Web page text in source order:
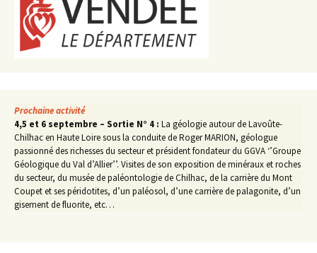
Prochaine activité
4,5 et 6 septembre – Sortie N° 4 : La géologie autour de Lavoûte-
Chilhac en Haute Loire sous la conduite de Roger MARION, géologue
passionné des richesses du secteur et président fondateur du GGVA ‘’Groupe
Géologique du Val d’Allier’’. Visites de son exposition de minéraux et roches
du secteur, du musée de paléontologie de Chilhac, de la carrière du Mont
Coupet et ses péridotites, d’un paléosol, d’une carrière de palagonite, d’un
gisement de fluorite, etc…